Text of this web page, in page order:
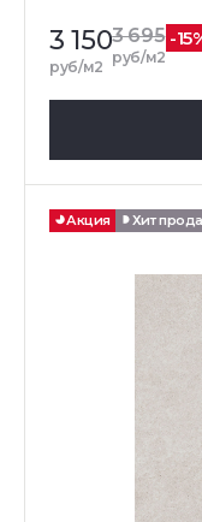
3 150
руб/м2
3 695
руб/м2
-
Акция Хит